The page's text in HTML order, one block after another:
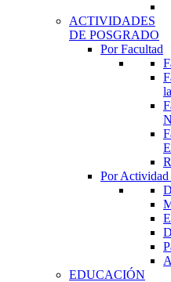
ACTIVIDADES
DE POSGRADO
Por Facultad
Por Actividad
EDUCACIÓN